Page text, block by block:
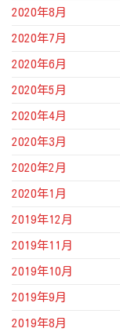
2020年8月
2020年7月
2020年6月
2020年5月
2020年4月
2020年3月
2020年2月
2020年1月
2019年12月
2019年11月
2019年10月
2019年9月
2019年8月